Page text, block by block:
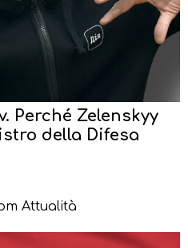
Perché Zelenskyy
della Difesa
Attualità